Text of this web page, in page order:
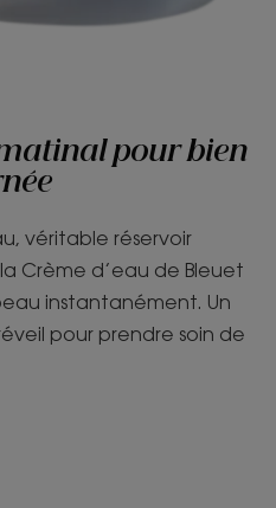
pour bien
véritable réservoir
Crème d’eau de Bleuet
instantanément. Un
pour prendre soin de